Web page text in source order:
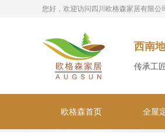
您好，欢迎访问四川欧格森家居有限公
西南
传承工
欧格森首页 全屋